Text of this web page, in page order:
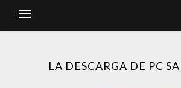
LA DESCARGA DE PC